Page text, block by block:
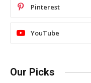
Pinterest
YouTube
Our Picks